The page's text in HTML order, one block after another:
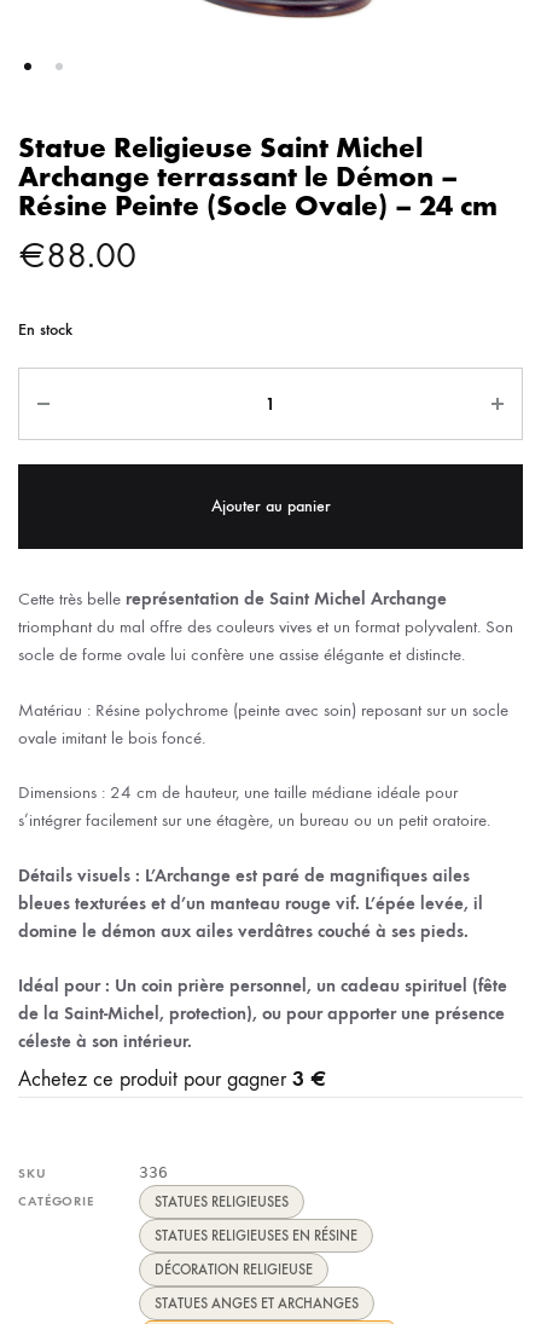
Statue Religieuse Saint Michel
Archange terrassant le Démon –
Résine Peinte (Socle Ovale) – 24 cm
€88.00
En stock
Ajouter au panier
Cette très belle représentation de Saint Michel Archange
triomphant du mal offre des couleurs vives et un format polyvalent. Son
socle de forme ovale lui confère une assise élégante et distincte.
Matériau : Résine polychrome (peinte avec soin) reposant sur un socle
ovale imitant le bois foncé.
Dimensions : 24 cm de hauteur, une taille médiane idéale pour
s’intégrer facilement sur une étagère, un bureau ou un petit oratoire.
Détails visuels : L’Archange est paré de magnifiques ailes
bleues texturées et d’un manteau rouge vif. L’épée levée, il
domine le démon aux ailes verdâtres couché à ses pieds.
Idéal pour : Un coin prière personnel, un cadeau spirituel (fête
de la Saint-Michel, protection), ou pour apporter une présence
céleste à son intérieur.
Achetez ce produit pour gagner3 €
SKU 336
CATÉGORIE
STATUES RELIGIEUSES
STATUES RELIGIEUSES EN RÉSINE
DÉCORATION RELIGIEUSE
STATUES ANGES ET ARCHANGES